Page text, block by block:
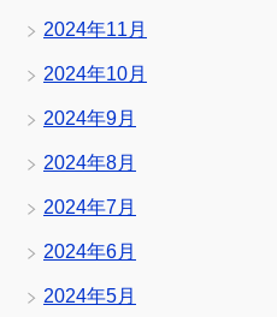
2024年11月
2024年10月
2024年9月
2024年8月
2024年7月
2024年6月
2024年5月